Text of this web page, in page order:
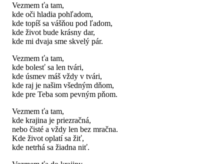
Vezmem ťa tam,
kde oči hladia pohľadom,
kde topíš sa vášňou pod ľadom,
kde život bude krásny dar,
kde mi dvaja sme skvelý pár.
Vezmem ťa tam,
kde bolesť sa len tvári,
kde úsmev máš vždy v tvári,
kde raj je našim všedným dňom,
kde pre Teba som pevným pňom.
Vezmem ťa tam,
kde krajina je priezračná,
nebo čisté a vždy len bez mračna.
Kde život oplatí sa žiť,
kde netrhá sa žiadna niť.